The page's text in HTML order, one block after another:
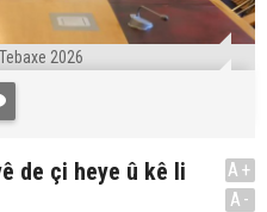
2026
de çi heye û kê li
A+
A-